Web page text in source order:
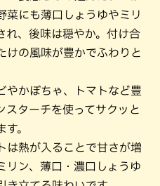
菜にも薄口しょうゆやミリ
れ、後味は穏やか。付け合
けの風味が豊かでふわりと
やかぼちゃ、トマトなど豊
スターチを使ってサクッと
。
は熱が入ることで甘さが増
リン、薄口・濃口しょうゆ